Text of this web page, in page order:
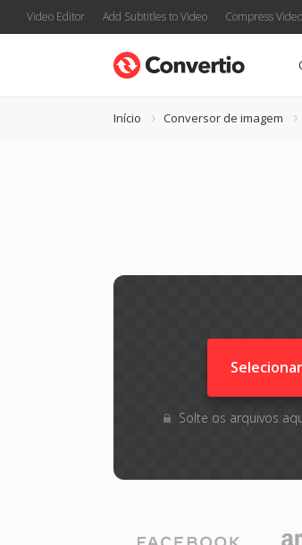
Video Editor Add Subtitles to Video Compress Video
Início Conversor de imagem
Solte os arquivos